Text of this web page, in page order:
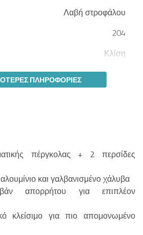
Λαβή στροφάλου
204
Κλίση
ΠΛΗΡΟΦΟΡΊΕΣ
πέργκολας + 2 περσίδες
και γαλβανισμένο χάλυβα
απορρήτου για επιπλέον
κλείσιμο για πιο απομονωμένο